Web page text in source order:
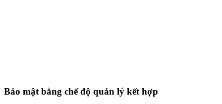
Bảo mật bằng chế độ quản lý kết hợp